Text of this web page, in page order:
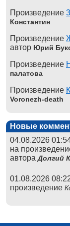
Произведение
Константин
Произведение
автор Юрий
Произведение
палатова
Произведение
Voronezh-death
Новые
04.08.2026
на
автораДолгий
01.08.2026
произведение